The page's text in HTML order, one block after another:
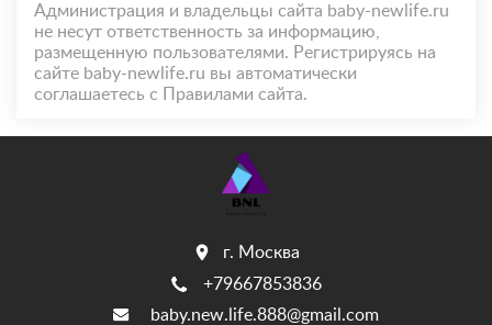
Администрация и владельцы сайта baby-newlife.ru
не несут ответственность за информацию,
размещенную пользователями. Регистрируясь на
сайте baby-newlife.ru вы автоматически
соглашаетесь с Правилами сайта.
г. Москва
+79667853836
baby.new.life.888@gmail.com